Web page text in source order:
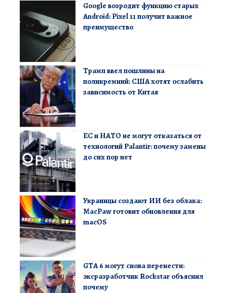
Google возродит функцию старых
Android: Pixel 11 получит важное
преимущество
Трамп ввел пошлины на
поликремний: США хотят ослабить
зависимость от Китая
ЕС и НАТО не могут отказаться от
технологий Palantir: почему замены
до сих пор нет
Украинцы создают ИИ без облака:
MacPaw готовит обновления для
macOS
GTA 6 могут снова перенести:
эксразработчик Rockstar объяснил
почему